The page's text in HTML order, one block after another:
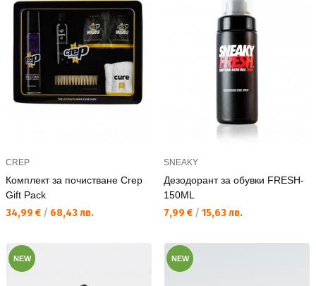
CREP
Комплект за почистване Crep
Gift Pack
Текуща цена:
34,99 € / 68,43 лв.
SNEAKY
Дезодорант за обувки FRESH-
150ML
Текуща цена:
7,99 € / 15,63 лв.
NEW NEW